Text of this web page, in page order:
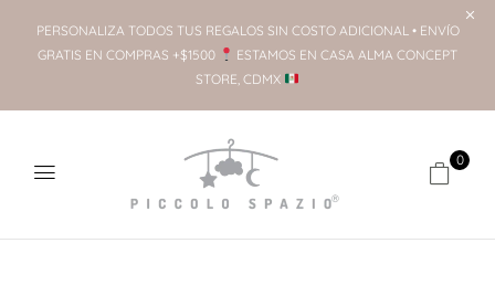
PERSONALIZA TODOS TUS REGALOS SIN COSTO ADICIONAL • ENVÍO
GRATIS EN COMPRAS +$1500
ESTAMOS EN CASA ALMA CONCEPT
STORE, CDMX
0